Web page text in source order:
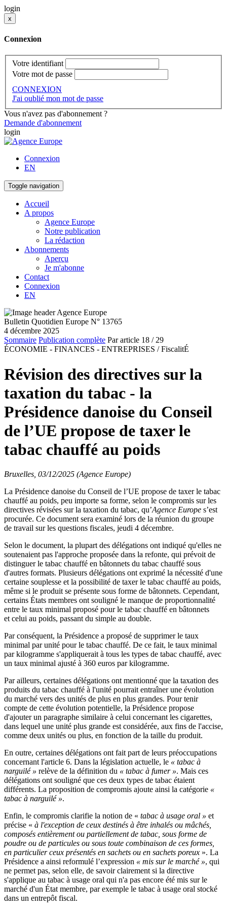
login
x
Connexion
Votre identifiant
Votre mot de passe
CONNEXION
J'ai oublié mon mot de passe
Vous n'avez pas d'abonnement ?
Demande d'abonnement
login
Connexion
EN
Toggle navigation
Accueil
A propos
Agence Europe
Notre publication
La rédaction
Abonnements
Aperçu
Je m'abonne
Contact
Connexion
EN
Bulletin Quotidien Europe N° 13765
4 décembre 2025
Sommaire Publication complète Par article 18 / 29
ÉCONOMIE - FINANCES - ENTREPRISES / FiscalitÉ
Révision des directives sur la
taxation du tabac - la
Présidence danoise du Conseil
de l’UE propose de taxer le
tabac chauffé au poids
Bruxelles, 03/12/2025 (Agence Europe)
La Présidence danoise du Conseil de l’UE propose de taxer le tabac
chauffé au poids, peu importe sa forme, selon le compromis sur les
directives révisées sur la taxation du tabac, qu’Agence Europe s’est
procurée. Ce document sera examiné lors de la réunion du groupe
de travail sur les questions fiscales, jeudi 4 décembre.
Selon le document, la plupart des délégations ont indiqué qu'elles ne
soutenaient pas l'approche proposée dans la refonte, qui prévoit de
distinguer le tabac chauffé en bâtonnets du tabac chauffé sous
d'autres formats. Plusieurs délégations ont exprimé la nécessité d'une
certaine souplesse et la possibilité de taxer le tabac chauffé au poids,
même si le produit se présente sous forme de bâtonnets. Cependant,
certains États membres ont souligné le manque de proportionnalité
entre le taux minimal proposé pour le tabac chauffé en bâtonnets
et celui au poids, passant du simple au double.
Par conséquent, la Présidence a proposé de supprimer le taux
minimal par unité pour le tabac chauffé. De ce fait, le taux minimal
par kilogramme s'appliquerait à tous les types de tabac chauffé, avec
un taux minimal ajusté à 360 euros par kilogramme.
Par ailleurs, certaines délégations ont mentionné que la taxation des
produits du tabac chauffé à l'unité pourrait entraîner une évolution
du marché vers des unités de plus en plus grandes. Pour tenir
compte de cette évolution potentielle, la Présidence propose
d'ajouter un paragraphe similaire à celui concernant les cigarettes,
dans lequel une unité plus grande est considérée, aux fins de l'accise,
comme deux unités ou plus, en fonction de la taille du produit.
En outre, certaines délégations ont fait part de leurs préoccupations
concernant l'article 6. Dans la législation actuelle, le « tabac à
narguilé » relève de la définition du « tabac à fumer ». Mais ces
délégations ont souligné que ces deux types de tabac étaient
différents. La proposition de compromis ajoute ainsi la catégorie «
tabac à narguilé ».
Enfin, le compromis clarifie la notion de « tabac à usage oral » et
précise « à l'exception de ceux destinés à être inhalés ou mâchés,
composés entièrement ou partiellement de tabac, sous forme de
poudre ou de particules ou sous toute combinaison de ces formes,
en particulier ceux présentés en sachets ou en sachets poreux ». La
Présidence a ainsi reformulé l’expression « mis sur le marché », qui
ne permet pas, selon elle, de savoir clairement si la directive
s'applique au tabac à usage oral qui n'a pas encore été mis sur le
marché d'un État membre, par exemple le tabac à usage oral stocké
dans un entrepôt fiscal.